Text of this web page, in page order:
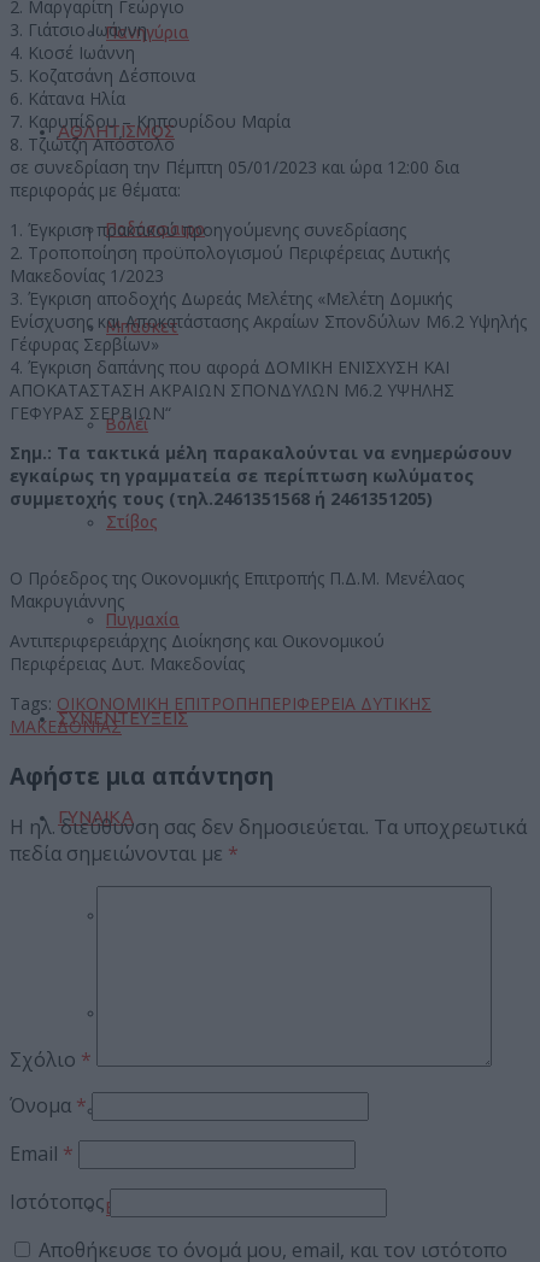
Πανηγύρια
ΑΘΛΗΤΙΣΜΟΣ
Ποδόσφαιρο
Μπάσκετ
Βόλεϊ
Στίβος
Πυγμαχία
ΣΥΝΕΝΤΕΥΞΕΙΣ
ΓΥΝΑΙΚΑ
Ευεξία
2. Μαργαρίτη Γεώργιο
3. Γιάτσιο Ιωάννη
4. Κιοσέ Ιωάννη
5. Κοζατσάνη Δέσποινα
6. Κάτανα Ηλία
7. Καρυπίδου – Κηπουρίδου Μαρία
8. Τζιώτζη Απόστολο
σε συνεδρίαση την Πέμπτη 05/01/2023 και ώρα 12:00 δια
περιφοράς με θέματα:
1. Έγκριση πρακτικού προηγούμενης συνεδρίασης
2. Τροποποίηση προϋπολογισμού Περιφέρειας Δυτικής
Μακεδονίας 1/2023
3. Έγκριση αποδοχής Δωρεάς Μελέτης «Μελέτη Δομικής
Ενίσχυσης και Αποκατάστασης Ακραίων Σπονδύλων Μ6.2 Υψηλής
Γέφυρας Σερβίων»
4. Έγκριση δαπάνης που αφορά ΔΟΜΙΚΗ ΕΝΙΣΧΥΣΗ ΚΑΙ
ΑΠΟΚΑΤΑΣΤΑΣΗ ΑΚΡΑΙΩΝ ΣΠΟΝΔΥΛΩΝ Μ6.2 ΥΨΗΛΗΣ
ΓΕΦΥΡΑΣ ΣΕΡΒΙΩΝ“
Σημ.: Τα τακτικά μέλη παρακαλούνται να ενημερώσουν
εγκαίρως τη γραμματεία σε περίπτωση κωλύματος
συμμετοχής τους (τηλ.2461351568 ή 2461351205)
Ο Πρόεδρος της Οικονομικής Επιτροπής Π.Δ.Μ. Μενέλαος
Μακρυγιάννης
Αντιπεριφερειάρχης Διοίκησης και Οικονομικού
Περιφέρειας Δυτ. Μακεδονίας
Tags: ΟΙΚΟΝΟΜΙΚΗ ΕΠΙΤΡΟΠΗΠΕΡΙΦΕΡΕΙΑ ΔΥΤΙΚΗΣ
ΜΑΚΕΔΟΝΙΑΣ
Αφήστε μια απάντηση
Η ηλ. διεύθυνση σας δεν δημοσιεύεται. Τα υποχρεωτικά
πεδία σημειώνονται με *
Σχόλιο *
Όνομα *
Email *
Ιστότοπος
Αποθήκευσε το όνομά μου, email, και τον ιστότοπο